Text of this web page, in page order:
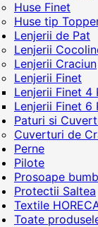
Huse Finet
Huse tip
Lenjerii de Pat
Lenjerii
Lenjerii Craciun
Lenjerii Finet
Lenjerii Finet 4
Lenjerii Finet 6
Paturi si
Cuverturi de
Perne
Pilote
Prosoape
Protectii Saltea
Textile
Toate